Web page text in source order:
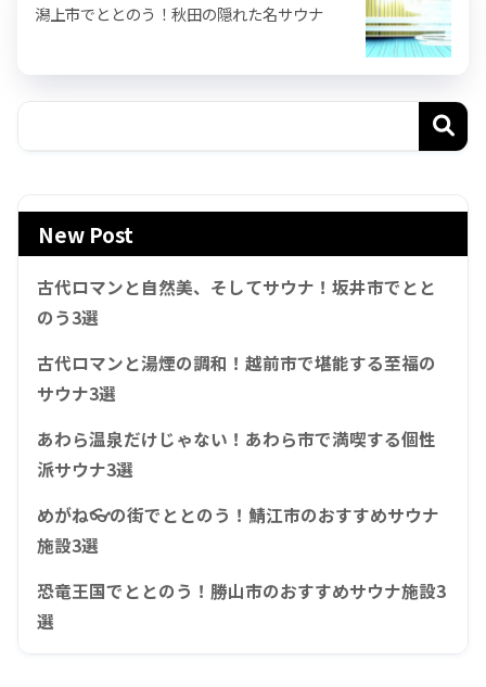
潟上市でととのう！秋田の隠れた名サウナ
New Post
古代ロマンと自然美、そしてサウナ！坂井市でとと
のう3選
古代ロマンと湯煙の調和！越前市で堪能する至福の
サウナ3選
あわら温泉だけじゃない！あわら市で満喫する個性
派サウナ3選
めがね👓の街でととのう！鯖江市のおすすめサウナ
施設3選
恐竜王国でととのう！勝山市のおすすめサウナ施設3
選